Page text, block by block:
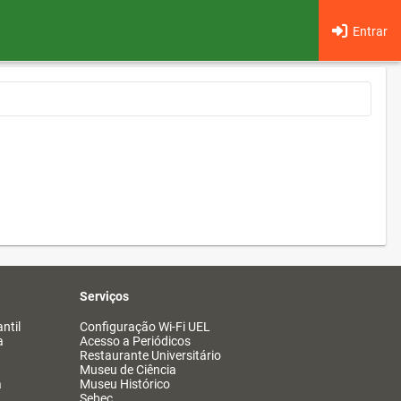
Entrar
Serviços
Configuração Wi-Fi UEL
Acesso a Periódicos
Restaurante Universitário
Museu de Ciência
Museu Histórico